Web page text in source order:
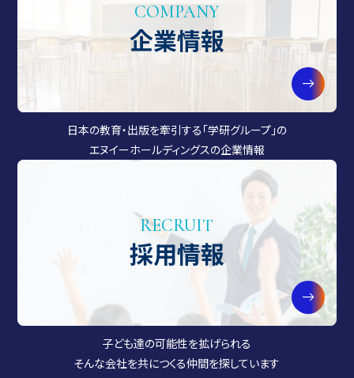
COMPANY
企業情報
日本の教育・出版を牽引する「学研グループ」の
エヌイーホールディングスの企業情報
RECRUIT
採用情報
子ども達の可能性を拡げられる
そんな会社を共につくる仲間を探しています